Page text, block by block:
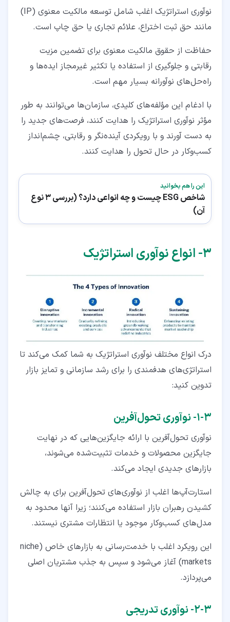
نوآوری استراتژیک اغلب شامل توسعه مالکیت معنوی (IP)
مانند حق ثبت اختراع، علائم تجاری یا حق چاپ است.
حفاظت از حقوق مالکیت معنوی برای تضمین مزیت
رقابتی و جلوگیری از استفاده یا تکثیر غیرمجاز ایده‌ها و
راه‌حل‌های نوآورانه بسیار مهم است.
با ادغام این مؤلفه‌های کلیدی، سازمان‌ها می‌توانند به طور
مؤثر نوآوری استراتژیک را هدایت کنند، فرصت‌های جدید را
به دست آورند و با رویکردی آینده‌نگر و رقابتی، چشم‌انداز
کسب‌وکار در حال تحول را هدایت کنند.
این را هم بخوانید
شاخص ESG چیست و چه انواعی دارد؟ (بررسی 3 نوع
آن)
۳‏- انواع نوآوری استراتژیک
درک انواع مختلف نوآوری استراتژیک به شما کمک می‌کند تا
استراتژی‌های هدفمندی را برای رشد سازمانی و تمایز بازار
تدوین کنید:
۳‏-‏۱‏- نوآوری تحول‌آفرین
نوآوری تحول‌آفرین با ارائه جایگزین‌هایی که در نهایت
جایگزین محصولات و خدمات تثبیت‌شده می‌شوند،
بازارهای جدیدی ایجاد می‌کند.
استارت‌آپ‌ها اغلب از نوآوری‌های تحول‌آفرین برای به چالش
کشیدن رهبران بازار استفاده می‌کنند؛ زیرا آنها محدود به
مدل‌های کسب‌وکار موجود یا انتظارات مشتری نیستند.
این رویکرد اغلب با خدمت‌رسانی به بازارهای خاص (niche
markets) آغاز می‌شود و سپس به جذب مشتریان اصلی
می‌پردازد.
۳‏-‏۲‏- نوآوری تدریجی